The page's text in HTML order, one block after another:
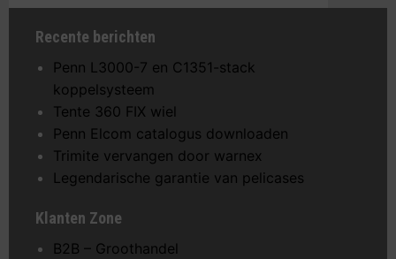
Recente berichten
Penn L3000-7 en C1351-stack
koppelsysteem
Tente 360 FIX wiel
Penn Elcom catalogus downloaden
Trimite vervangen door warnex
Legendarische garantie van pelicases
Klanten Zone
B2B – Groothandel